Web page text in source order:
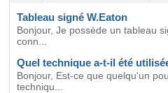
Tableau signé W.Eaton
Bonjour, Je possède un tableau
conn...
Quel technique a-t-il été
Bonjour, Est-ce que quelqu'un
techniqu...